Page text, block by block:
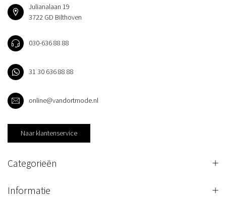
Julianalaan 19
3722 GD Bilthoven
030-636 88 88
31 30 636 88 88
online@vandortmode.nl
Naar klantenservice
Categorieën
Informatie